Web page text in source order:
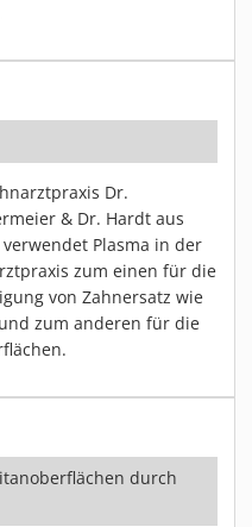
Dr.
& Dr. Hardt aus
verwendet Plasma in der
zum einen für die
von Zahnersatz wie
zum anderen für die
durch